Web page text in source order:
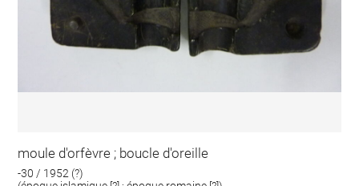
moule d'orfèvre ; boucle d'oreille
-30 / 1952 (?)